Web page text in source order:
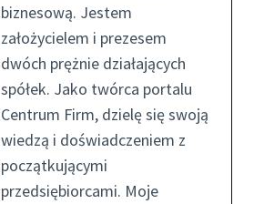
biznesową. Jestem
założycielem i prezesem
dwóch prężnie działających
spółek. Jako twórca portalu
Centrum Firm, dzielę się swoją
wiedzą i doświadczeniem z
początkującymi
przedsiębiorcami. Moje